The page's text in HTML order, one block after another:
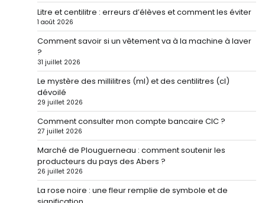
Litre et centilitre : erreurs d’élèves et comment les éviter
1 août 2026
Comment savoir si un vêtement va à la machine à laver
?
31 juillet 2026
Le mystère des millilitres (ml) et des centilitres (cl)
dévoilé
29 juillet 2026
Comment consulter mon compte bancaire CIC ?
27 juillet 2026
Marché de Plouguerneau : comment soutenir les
producteurs du pays des Abers ?
26 juillet 2026
La rose noire : une fleur remplie de symbole et de